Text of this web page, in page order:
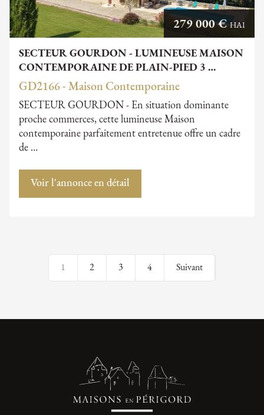
SECTEUR GOURDON - LUMINEUSE MAISON
CONTEMPORAINE DE PLAIN-PIED 3 …
279 000 €HAI
GD2166 - Maison Contemporaine
SECTEUR GOURDON - En situation dominante
proche commerces, cette lumineuse Maison
contemporaine parfaitement entretenue offre un cadre
de …
Voir l'annonce en détail
1 2 3 4 Suivant